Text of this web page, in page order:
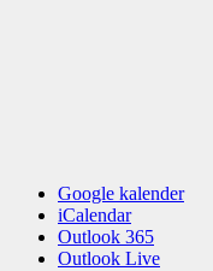
Google kalender
iCalendar
Outlook 365
Outlook Live